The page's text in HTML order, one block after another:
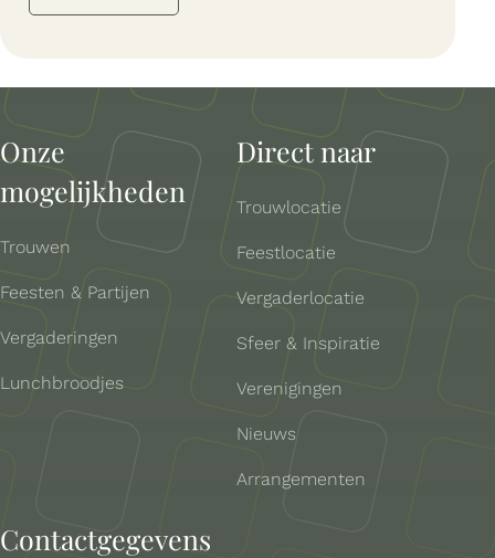
Onze
mogelijkheden
Trouwen
Feesten & Partijen
Vergaderingen
Lunchbroodjes
Direct naar
Trouwlocatie
Feestlocatie
Vergaderlocatie
Sfeer & Inspiratie
Verenigingen
Nieuws
Arrangementen
Contactgegevens